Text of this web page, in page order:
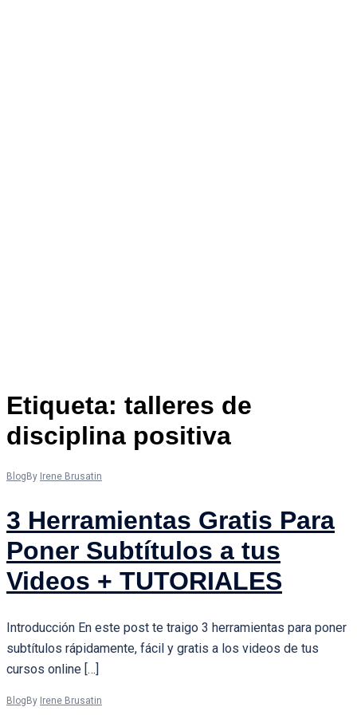
Etiqueta: talleres de
disciplina positiva
BlogBy Irene Brusatin
3 Herramientas Gratis Para
Poner Subtítulos a tus
Videos + TUTORIALES
Introducción En este post te traigo 3 herramientas para poner
subtítulos rápidamente, fácil y gratis a los videos de tus
cursos online […]
Blog By Irene Brusatin